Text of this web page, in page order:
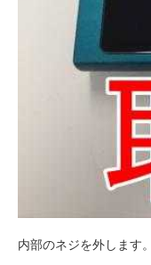
内部のネジを外します。